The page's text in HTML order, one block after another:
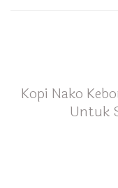
Kopi Nako
Untuk